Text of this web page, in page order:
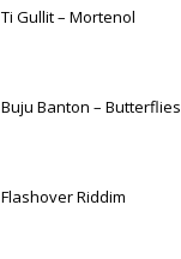
Ti Gullit – Mortenol
Buju Banton – Butterflies
Flashover Riddim